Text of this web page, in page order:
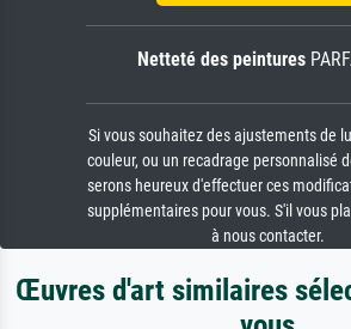
Netteté des peintures
Si vous souhaitez des ajustements de
couleur, ou un recadrage personnalisé
serons heureux d'effectuer ces
supplémentaires pour vous. S'il vous
à nous contacter.
Œuvres d'art similaires